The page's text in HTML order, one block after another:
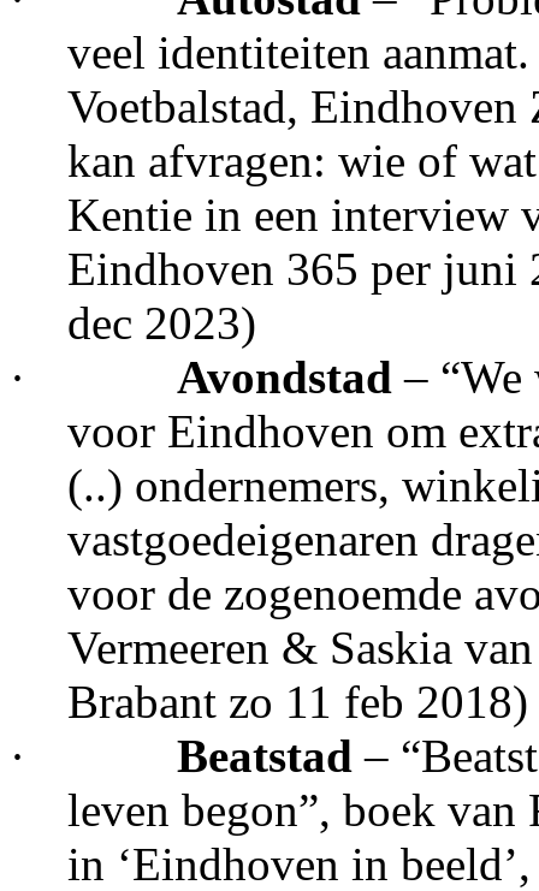
veel identiteiten
Voetbalstad, Eindhoven
kan afvragen: wie of
Kentie in een interview
Eindhoven 365 per juni
dec 2023)
·
Avondstad–
voor Eindhoven om
(..) ondernemers,
vastgoedeigenaren
voor de zogenoemde
Vermeeren & Saskia
Brabant zo 11 feb 2018)
·
Beatstad–
leven begon”, boek
in ‘Eindhoven in